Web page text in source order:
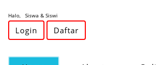
Halo, Siswa & Siswi
Login Daftar